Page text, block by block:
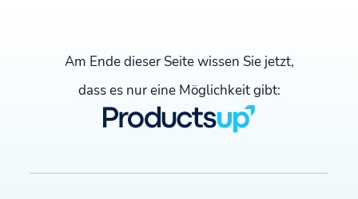
Am Ende dieser Seite wissen Sie jetzt,
dass es nur eine Möglichkeit gibt: